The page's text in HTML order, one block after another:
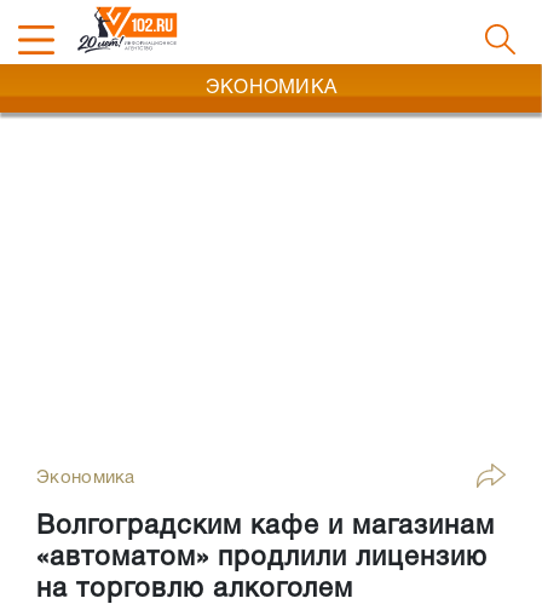
ЭКОНОМИКА
Экономика
Волгоградским кафе и магазинам
«автоматом» продлили лицензию
на торговлю алкоголем